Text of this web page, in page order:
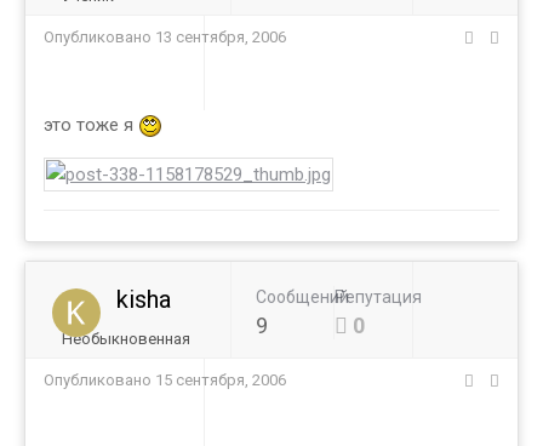
Опубликовано 13 сентября, 2006
это тоже я
kisha
Необыкновенная
Сообщений
9
Репутация
0
Опубликовано 15 сентября, 2006